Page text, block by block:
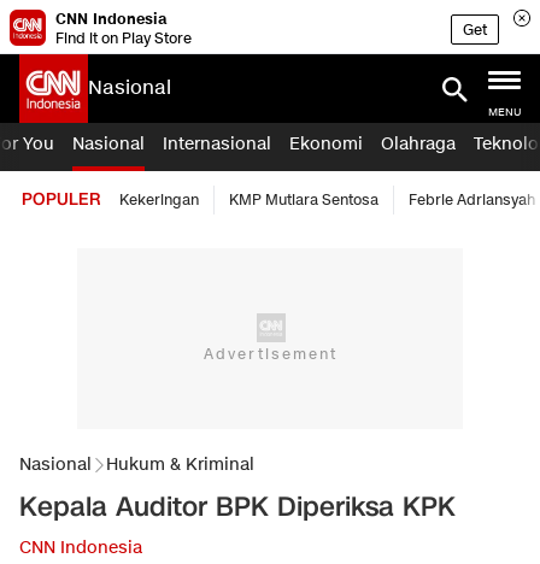
CNN Indonesia
Find it on Play Store
Get
Nasional
MENU
You Nasional Internasional Ekonomi Olahraga
POPULER Kekeringan KMP Mutiara Sentosa Febrie Adriansyah
Nasional Hukum & Kriminal
Kepala Auditor BPK Diperiksa KPK
CNN Indonesia